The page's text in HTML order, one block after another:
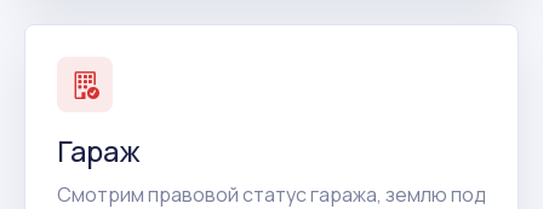
Гараж
Смотрим правовой статус гаража, землю под